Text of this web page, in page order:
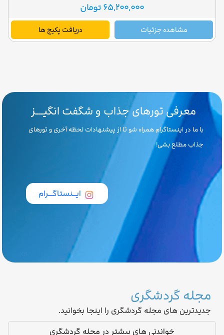
65,200,000 تومان
مشاهده جزئیات دریافت پکیج ها
معرفی تورهای جذاب و شگفت انگیـــز
با ما در اینستاگرام همراه شو تا از پیشنهادات لحظه آخری و تورهای
جذاب مطلع بشی!
ایــنستاگـــرام
مجله گردشگری
جدیدترین های مجله گردشگری را اینجا بخوانید.
خواندنی های بیشتر در مجله گردشگری